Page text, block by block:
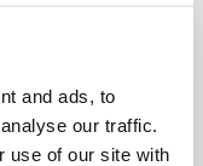
and ads, to
our traffic.
use of our site with